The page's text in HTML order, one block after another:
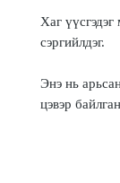
Хаг
сэргийлдэг.
Энэ нь
цэвэр